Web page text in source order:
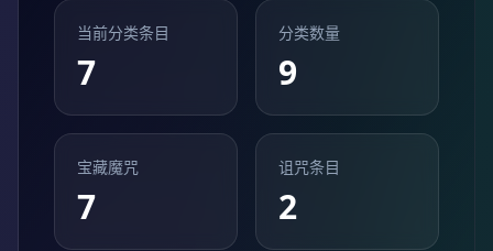
当前分类条目
7
分类数量
9
宝藏魔咒
7
诅咒条目
2